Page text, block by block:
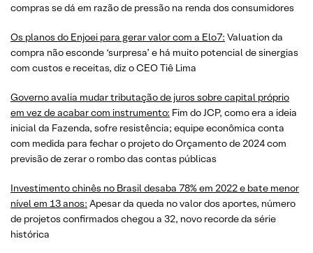
compras se dá em razão de pressão na renda dos consumidores
Os planos do Enjoei para gerar valor com a Elo7: Valuation da
compra não esconde ‘surpresa’ e há muito potencial de sinergias
com custos e receitas, diz o CEO Tiê Lima
Governo avalia mudar tributação de juros sobre capital próprio
em vez de acabar com instrumento: Fim do JCP, como era a ideia
inicial da Fazenda, sofre resistência; equipe econômica conta
com medida para fechar o projeto do Orçamento de 2024 com
previsão de zerar o rombo das contas públicas
Investimento chinês no Brasil desaba 78% em 2022 e bate menor
nível em 13 anos: Apesar da queda no valor dos aportes, número
de projetos confirmados chegou a 32, novo recorde da série
histórica